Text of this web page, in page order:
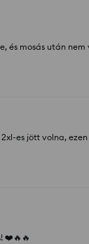
és mosás után
es jött volna,
❤️🔥🔥